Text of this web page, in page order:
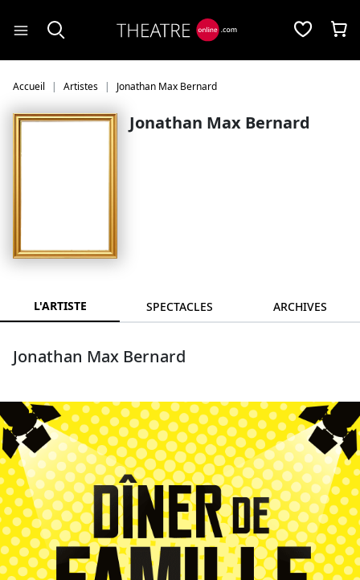
Accueil Artistes Jonathan Max Bernard
Jonathan Max Bernard
L'ARTISTE SPECTACLES ARCHIVES
Jonathan Max Bernard